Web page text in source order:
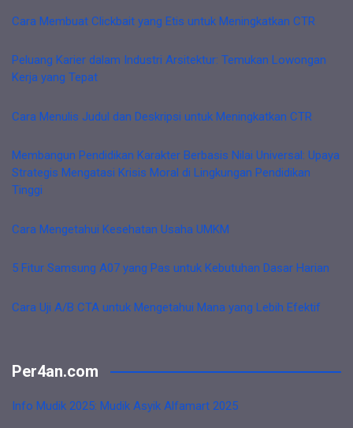
Cara Membuat Clickbait yang Etis untuk Meningkatkan CTR
Peluang Karier dalam Industri Arsitektur: Temukan Lowongan
Kerja yang Tepat
Cara Menulis Judul dan Deskripsi untuk Meningkatkan CTR
Membangun Pendidikan Karakter Berbasis Nilai Universal: Upaya
Strategis Mengatasi Krisis Moral di Lingkungan Pendidikan
Tinggi
Cara Mengetahui Kesehatan Usaha UMKM
5 Fitur Samsung A07 yang Pas untuk Kebutuhan Dasar Harian
Cara Uji A/B CTA untuk Mengetahui Mana yang Lebih Efektif
Per4an.com
Info Mudik 2025: Mudik Asyik Alfamart 2025